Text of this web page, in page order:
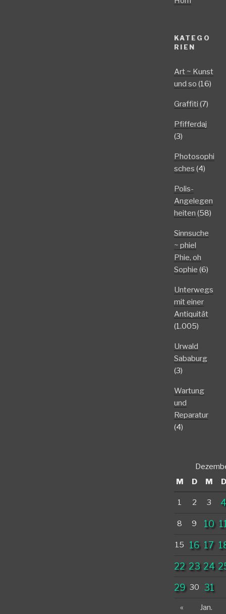
KATEGO
RIEN
Art ~ Kunst
und so (16)
Graffiti (7)
Pfifferdaj
(3)
Photosophi
sches (4)
Polis-
Angelegen
heiten (58)
Sinnsuche
~ phiel
Phie, oh
Sophie (6)
Unterwegs
mit einer
Antiquität
(1.005)
Urwald
Sababurg
(3)
Wartung
und
Reparatur
(4)
M
D M D
1 2 3
8 9 10
15 16 17
22 23 24
29 30 31
«
Jan.